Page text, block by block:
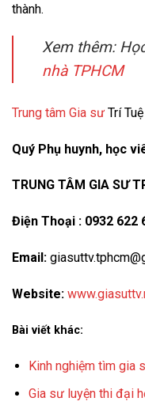
thành.
Xem thêm:
nhà TPHCM
Trung tâm Gia sư Trí
Quý Phụ huynh, học
TRUNG TÂM GIA SƯ
Điện Thoại : 0932 622
Email:
Website:
Bài viết khác:
Kinh nghiệm tìm gia
Gia sư luyện thi đại